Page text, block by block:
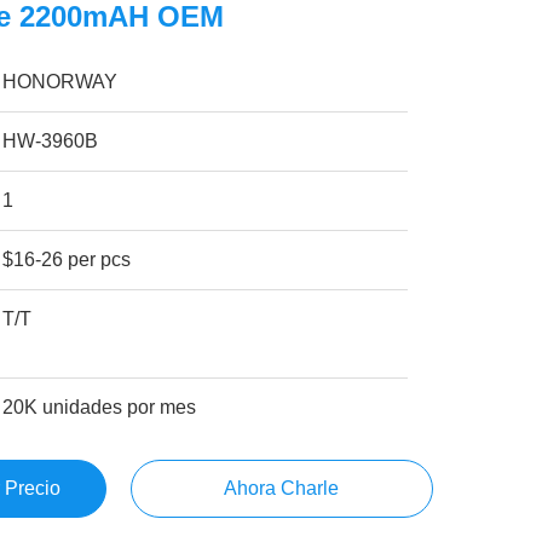
2200mAH OEM
HONORWAY
HW-3960B
1
$16-26 per pcs
T/T
20K unidades por mes
Precio Ahora Charle